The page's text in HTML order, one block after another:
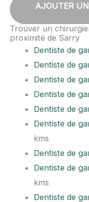
AJOUTER
Trouver un
proximité de Sarry
Dentiste de
Dentiste de
Dentiste de
Dentiste de
Dentiste de
Dentiste de
kms
Dentiste de
Dentiste de
kms
Dentiste de